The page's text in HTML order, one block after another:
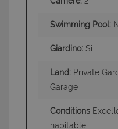
Swimming Pool:
Giardino: Si
Land: Private
Garage
Conditions
habitable.